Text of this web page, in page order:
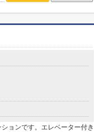
ョンです。エレベーター付き